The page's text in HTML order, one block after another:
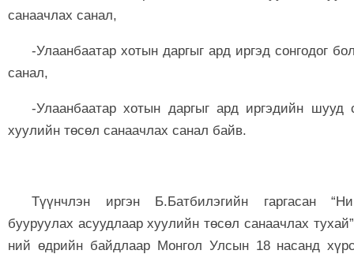
санаачлах санал,
-Улаанбаатар хотын даргыг ард иргэд сонгодог
санал,
-Улаанбаатар хотын даргыг ард иргэдийн шууд
хуулийн төсөл санаачлах санал байв.
Түүнчлэн иргэн Б.Батбилэгийн гаргасан
бууруулах асуудлаар хуулийн төсөл санаачлах
ний өдрийн байдлаар Монгол Улсын 18 насанд